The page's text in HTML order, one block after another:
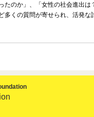
たのか」、「女性の社会進出は
多くの質問が寄せられ、活発